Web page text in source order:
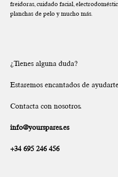
freidoras, cuidado facial,
planchas de pelo y mucho más.
¿Tienes alguna duda?
Estaremos encantados de
Contacta con nosotros.
info@yourspares.es
+34 695 246 456